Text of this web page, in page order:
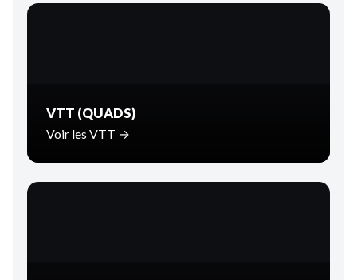
VTT (QUADS)
Voir les VTT →